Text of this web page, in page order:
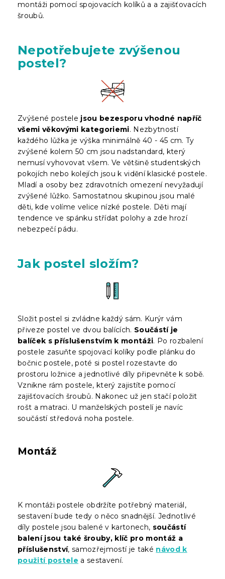
montáži pomocí spojovacích kolíků a a zajišťovacích
šroubů.
Nepotřebujete zvýšenou
postel?
Zvýšené postele jsou bezesporu vhodné napříč
všemi věkovými kategoriemi. Nezbytností
každého lůžka je výška minimálně 40 - 45 cm. Ty
zvýšené kolem 50 cm jsou nadstandard, který
nemusí vyhovovat všem. Ve většině studentských
pokojích nebo kolejích jsou k vidění klasické postele.
Mladí a osoby bez zdravotních omezení nevyžadují
zvýšené lůžko. Samostatnou skupinou jsou malé
děti, kde volíme velice nízké postele. Děti mají
tendence ve spánku střídat polohy a zde hrozí
nebezpečí pádu.
Jak postel složím?
Složit postel si zvládne každý sám. Kurýr vám
přiveze postel ve dvou balících. Součástí je
balíček s příslušenstvím k montáži. Po rozbalení
postele zasuňte spojovací kolíky podle plánku do
bočnic postele, poté si postel rozestavte do
prostoru ložnice a jednotlivé díly připevněte k sobě.
Vznikne rám postele, který zajistíte pomocí
zajišťovacích šroubů. Nakonec už jen stačí položit
rošt a matraci. U manželských postelí je navíc
součástí středová noha postele.
Montáž
K montáži postele obdržíte potřebný materiál,
sestavení bude tedy o něco snadnější. Jednotlivé
díly postele jsou balené v kartonech, součástí
balení jsou také šrouby, klíč pro montáž a
příslušenství, samozřejmostí je také návod k
použití postele a sestavení.